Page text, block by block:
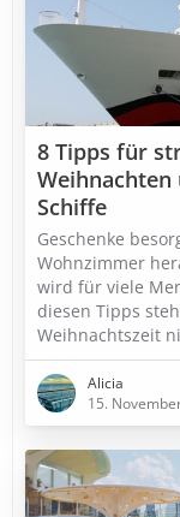
8 Tipps für
Weihnachten
Schiffe
Geschenke
Wohnzimmer
wird für viele
diesen Tipps
Weihnachtszeit
Alicia
15.